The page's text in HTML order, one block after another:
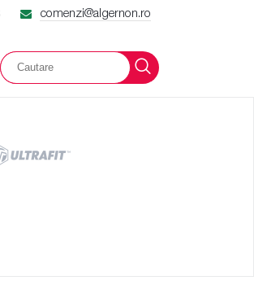
comenzi@algernon.ro